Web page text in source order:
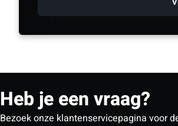
Heb je een vraag?
Bezoek onze klantenservicepagina voor